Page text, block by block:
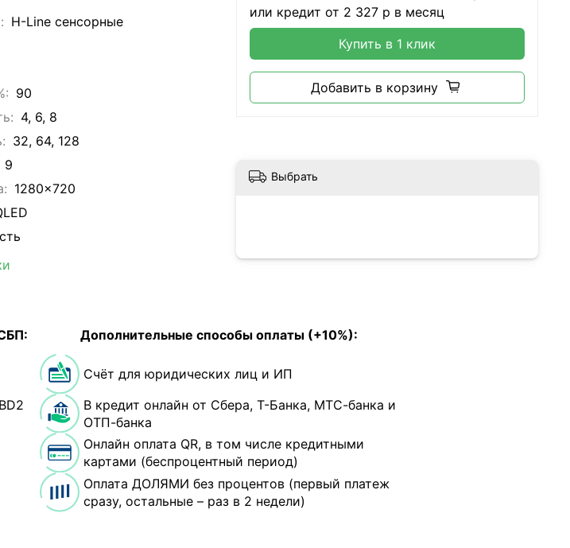
H-Line сенсорные
90
4, 6, 8
32, 64, 128
9
1280x720
или кредит от 2 327 р в месяц
Купить в 1 клик
Добавить в корзину
Выбрать
Дополнительные способы оплаты (+10%):
Счёт для юридических лиц и ИП
В кредит онлайн от Сбера, Т-Банка, МТС-банка и
ОТП-банка
Онлайн оплата QR, в том числе кредитными
картами (беспроцентный период)
Оплата ДОЛЯМИ без процентов (первый платеж
сразу, остальные – раз в 2 недели)